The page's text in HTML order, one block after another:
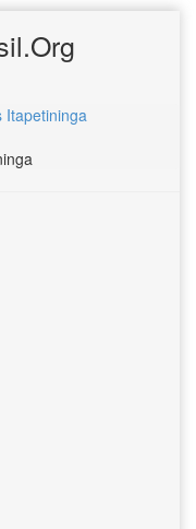
Itapetininga